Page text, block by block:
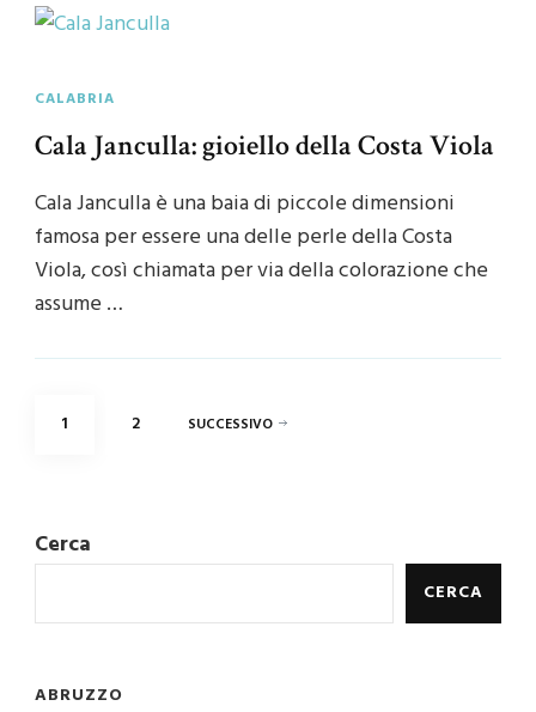
CALABRIA
Cala Janculla: gioiello della Costa Viola
Cala Janculla è una baia di piccole dimensioni
famosa per essere una delle perle della Costa
Viola, così chiamata per via della colorazione che
assume …
Paginazione
PAGINA
1 PAGINA
2 SUCCESSIVO
Cerca
CERCA
ABRUZZO